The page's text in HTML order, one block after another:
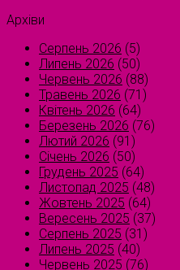
Архіви
Серпень 2026 (5)
Липень 2026 (50)
Червень 2026 (88)
Травень 2026 (71)
Квітень 2026 (64)
Березень 2026 (76)
Лютий 2026 (91)
Січень 2026 (50)
Грудень 2025 (64)
Листопад 2025 (48)
Жовтень 2025 (64)
Вересень 2025 (37)
Серпень 2025 (31)
Липень 2025 (40)
Червень 2025 (76)